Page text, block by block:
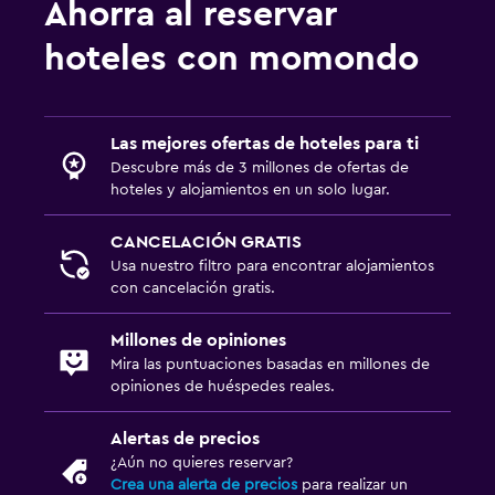
Ducha
Gorro de baño
Papel higiénico
Muebles de exterior
Sillas de playa
Toallas de playa
Terraza
Estacionamiento y transporte
Ahorra al reservar
hoteles con momondo
Las mejores ofertas de hoteles para ti
Descubre más de 3 millones de ofertas de
hoteles y alojamientos en un solo lugar.
CANCELACIÓN GRATIS
Usa nuestro filtro para encontrar alojamientos
con cancelación gratis.
Millones de opiniones
Mira las puntuaciones basadas en millones de
opiniones de huéspedes reales.
Alertas de precios
¿Aún no quieres reservar?
Crea una alerta de precios para realizar un